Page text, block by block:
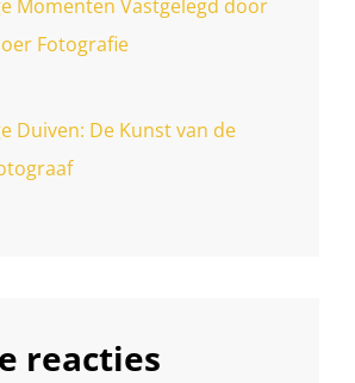
Momenten Vastgelegd door
Fotografie
Duiven: De Kunst van de
reacties